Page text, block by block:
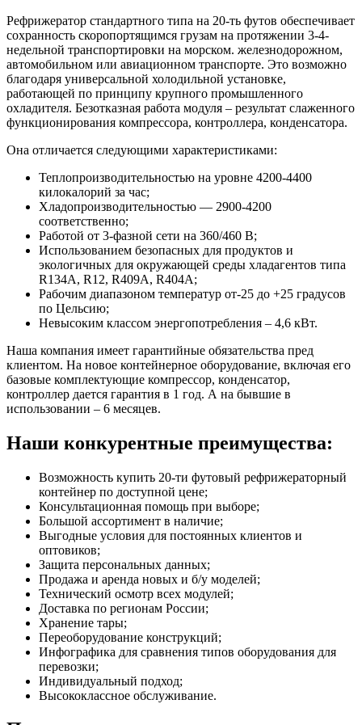
Рефрижератор стандартного типа на 20-ть футов обеспечивает
сохранность скоропортящимся грузам на протяжении 3-4-
недельной транспортировки на морском. железнодорожном,
автомобильном или авиационном транспорте. Это возможно
благодаря универсальной холодильной установке,
работающей по принципу крупного промышленного
охладителя. Безотказная работа модуля – результат слаженного
функционирования компрессора, контроллера, конденсатора.
Она отличается следующими характеристиками:
Теплопроизводительностью на уровне 4200-4400
килокалорий за час;
Хладопроизводительностью — 2900-4200
соответственно;
Работой от 3-фазной сети на 360/460 B;
Использованием безопасных для продуктов и
экологичных для окружающей среды хладагентов типа
R134A, R12, R409A, R404A;
Рабочим диапазоном температур от-25 до +25 градусов
по Цельсию;
Невысоким классом энергопотребления – 4,6 кВт.
Наша компания имеет гарантийные обязательства пред
клиентом. На новое контейнерное оборудование, включая его
базовые комплектующие компрессор, конденсатор,
контроллер дается гарантия в 1 год. А на бывшие в
использовании – 6 месяцев.
Наши конкурентные преимущества:
Возможность купить 20-ти футовый рефрижераторный
контейнер по доступной цене;
Консультационная помощь при выборе;
Большой ассортимент в наличие;
Выгодные условия для постоянных клиентов и
оптовиков;
Защита персональных данных;
Продажа и аренда новых и б/у моделей;
Технический осмотр всех модулей;
Доставка по регионам России;
Хранение тары;
Переоборудование конструкций;
Инфографика для сравнения типов оборудования для
перевозки;
Индивидуальный подход;
Высококлассное обслуживание.